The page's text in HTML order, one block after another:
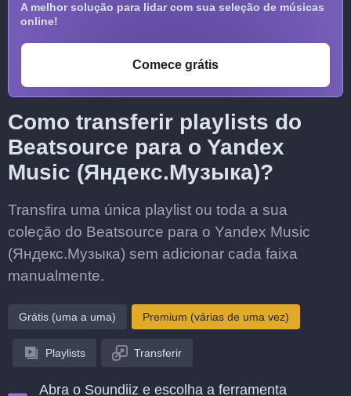
A melhor solução para lidar com sua seleção de músicas
online!
Comece grátis
Como transferir playlists do
Beatsource para o Yandex
Music (Яндекс.Музыка)?
Transfira uma única playlist ou toda a sua
coleção do Beatsource para o Yandex Music
(Яндекс.Музыка) sem adicionar cada faixa
manualmente.
Grátis (uma a uma) Premium (várias de uma vez)
Playlists Transferir
Abra o Soundiiz e escolha a ferramenta